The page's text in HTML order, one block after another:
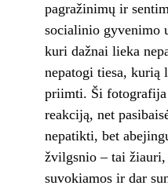
pagražinimų ir
socialinio gyvenimo
kuri dažnai lieka
nepatogi tiesa, kurią
priimti. Ši
reakciją, net
nepatikti, bet
žvilgsnio – tai
suvokiamos ir dar